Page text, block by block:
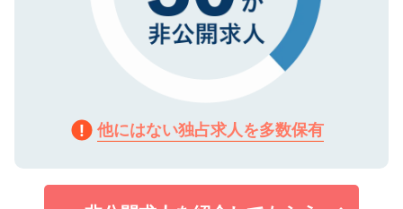
他にはない独占求人を多数保有